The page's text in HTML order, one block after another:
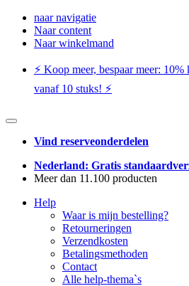
naar navigatie
Naar content
Naar winkelmand
⚡️ Koop meer, bespaar meer:
vanaf 10 stuks! ⚡️
Vind reserveonderdelen
Nederland: Gratis
Meer dan 11.100 producten
Help
Waar is mijn bestelling?
Retourneringen
Verzendkosten
Betalingsmethoden
Contact
Alle help-thema`s